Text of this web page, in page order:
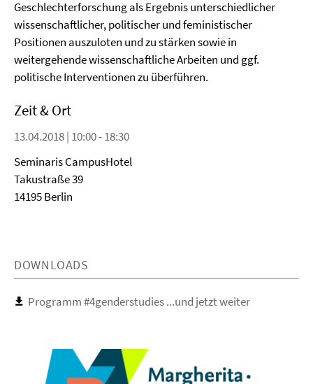
Geschlechterforschung als Ergebnis unterschiedlicher
wissenschaftlicher, politischer und feministischer
Positionen auszuloten und zu stärken sowie in
weitergehende wissenschaftliche Arbeiten und ggf.
politische Interventionen zu überführen.
Zeit & Ort
13.04.2018 | 10:00 - 18:30
Seminaris CampusHotel
Takustraße 39
14195 Berlin
DOWNLOADS
Programm #4genderstudies ...und jetzt weiter